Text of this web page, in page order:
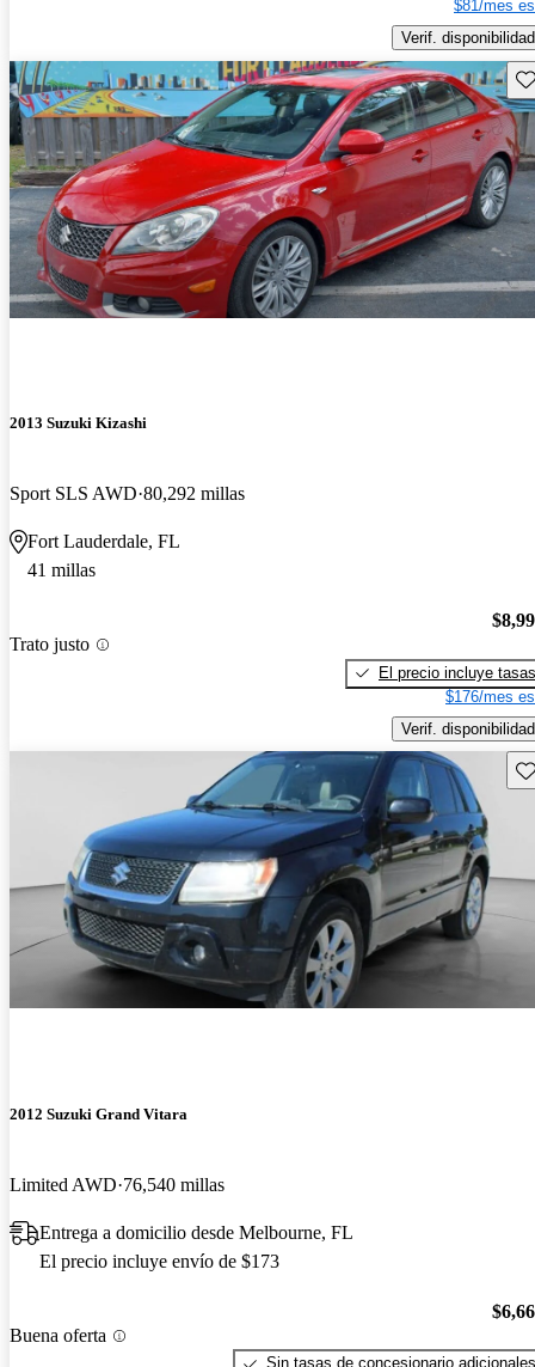
$81/mes
Verif. disponibilidad
2013 Suzuki Kizashi
Sport SLS AWD 80,292 millas
Fort Lauderdale, FL
41 millas
Trato justo
El precio incluye tasas
$176/mes
Verif. disponibilidad
2012 Suzuki Grand Vitara
Limited AWD 76,540 millas
Entrega a domicilio desde Melbourne, FL
El precio incluye envío de $173
Buena oferta
Sin tasas de concesionario adicionales